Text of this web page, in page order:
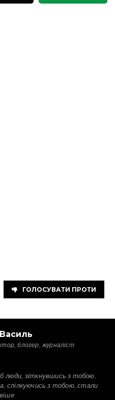
ГОЛОСУВАТИ ПРОТИ
блогер, журналіст
люди, зіткнувшись з тобою,
спілкуючись з тобою, стали